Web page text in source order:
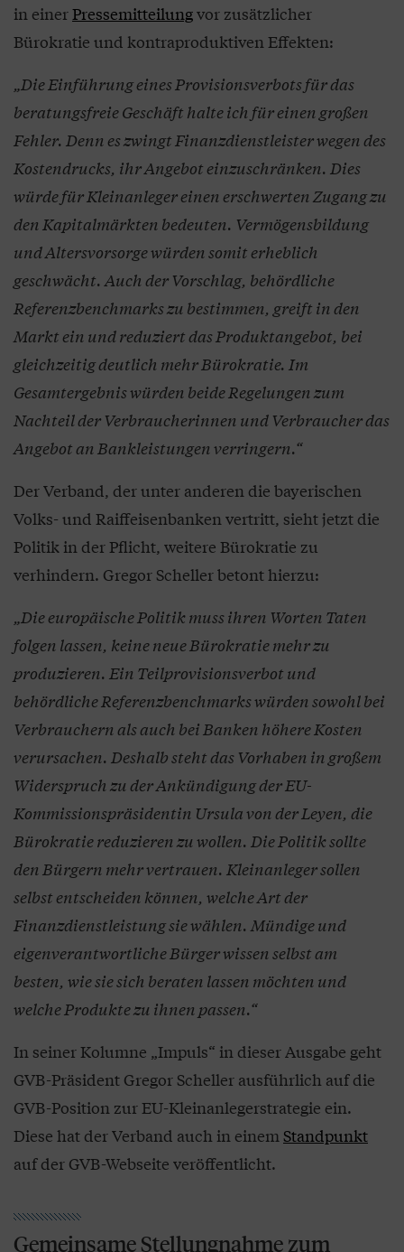
in einerPressemitteilungvor zusätzlicher
Bürokratie und kontraproduktiven Effekten:
„Die Einführung eines Provisionsverbots für das
beratungsfreie Geschäft halte ich für einen großen
Fehler. Denn es zwingt Finanzdienstleister wegen des
Kostendrucks, ihr Angebot einzuschränken. Dies
würde für Kleinanleger einen erschwerten Zugang zu
den Kapitalmärkten bedeuten. Vermögensbildung
und Altersvorsorge würden somit erheblich
geschwächt. Auch der Vorschlag, behördliche
Referenzbenchmarks zu bestimmen, greift in den
Markt ein und reduziert das Produktangebot, bei
gleichzeitig deutlich mehr Bürokratie. Im
Gesamtergebnis würden beide Regelungen zum
Nachteil der Verbraucherinnen und Verbraucher das
Angebot an Bankleistungen verringern.“
Der Verband, der unter anderen die bayerischen
Volks- und Raiffeisenbanken vertritt, sieht jetzt die
Politik in der Pflicht, weitere Bürokratie zu
verhindern. Gregor Scheller betont hierzu:
„Die europäische Politik muss ihren Worten Taten
folgen lassen, keine neue Bürokratie mehr zu
produzieren. Ein Teilprovisionsverbot und
behördliche Referenzbenchmarks würden sowohl bei
Verbrauchern als auch bei Banken höhere Kosten
verursachen. Deshalb steht das Vorhaben in großem
Widerspruch zu der Ankündigung der EU-
Kommissionspräsidentin Ursula von der Leyen, die
Bürokratie reduzieren zu wollen. Die Politik sollte
den Bürgern mehr vertrauen. Kleinanleger sollen
selbst entscheiden können, welche Art der
Finanzdienstleistung sie wählen. Mündige und
eigenverantwortliche Bürger wissen selbst am
besten, wie sie sich beraten lassen möchten und
welche Produkte zu ihnen passen.“
In seiner Kolumne „Impuls“ in dieser Ausgabe geht
GVB-Präsident Gregor Scheller ausführlich auf die
GVB-Position zur EU-Kleinanlegerstrategie ein.
Diese hat der Verband auch in einem Standpunkt
auf der GVB-Webseite veröffentlicht.
Gemeinsame Stellungnahme zum